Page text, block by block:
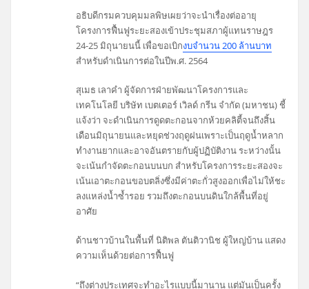
อธิบดีกรมควบคุมมลพิษเผยว่าจะนำเรื่องต่ออายุ
โครงการฟื้นฟูระยะสองเข้าประชุมสภาผู้แทนราษฎร
24-25 มิถุนายนนี้ เพื่อขอเบิกงบจำนวน 200 ล้านบาท
สำหรับดำเนินการต่อในปีพ.ศ. 2564
สุเมธ เลาคำ ผู้จัดการฝ่ายพัฒนาโครงการและ
เทคโนโลยี บริษัท เบตเตอร์ เวิลด์ กรีน จำกัด (มหาชน) ชี้
แจ้งว่า จะดำเนินการดูดตะกอนจากห้วยคลิตี้จนถึงสิ้น
เดือนมิถุนายนและหยุดช่วงฤดูฝนเพราะเป็นฤดูน้ำหลาก
ทำงานยากและอาจอันตรายกับผู้ปฏิบัติงาน ระหว่างนั้น
จะเน้นกำจัดตะกอนบนบก สำหรับโครงการระยะสองจะ
เน้นเอาตะกอนขอบตลิ่งซึ่งมีค่าตะกั่วสูงออกเพื่อไม่ให้ชะ
ลงแหล่งน้ำซ้ำรอย รวมถึงตะกอนบนดินใกล้พื้นที่อยู่
อาศัย
ด้านชาวบ้านในพื้นที่ นิติพล ตันติวานิช ผู้ใหญ่บ้าน แสดง
ความเห็นด้วยต่อการฟื้นฟู
“ถึงต่างประเทศจะทำอะไรแบบนี้มานาน แต่มันเป็นครั้ง